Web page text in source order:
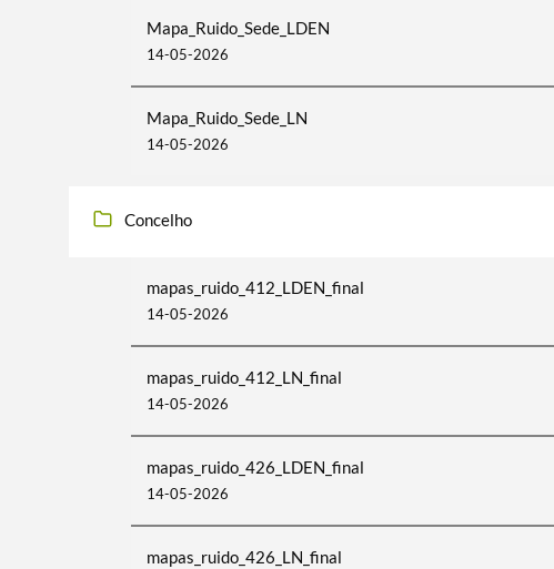
Mapa_Ruido_Sede_LDEN
14-05-2026
Mapa_Ruido_Sede_LN
14-05-2026
Concelho
mapas_ruido_412_LDEN_final
14-05-2026
mapas_ruido_412_LN_final
14-05-2026
mapas_ruido_426_LDEN_final
14-05-2026
mapas_ruido_426_LN_final